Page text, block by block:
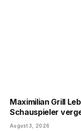
Maximilian Grill
Schauspieler
August 3, 2026